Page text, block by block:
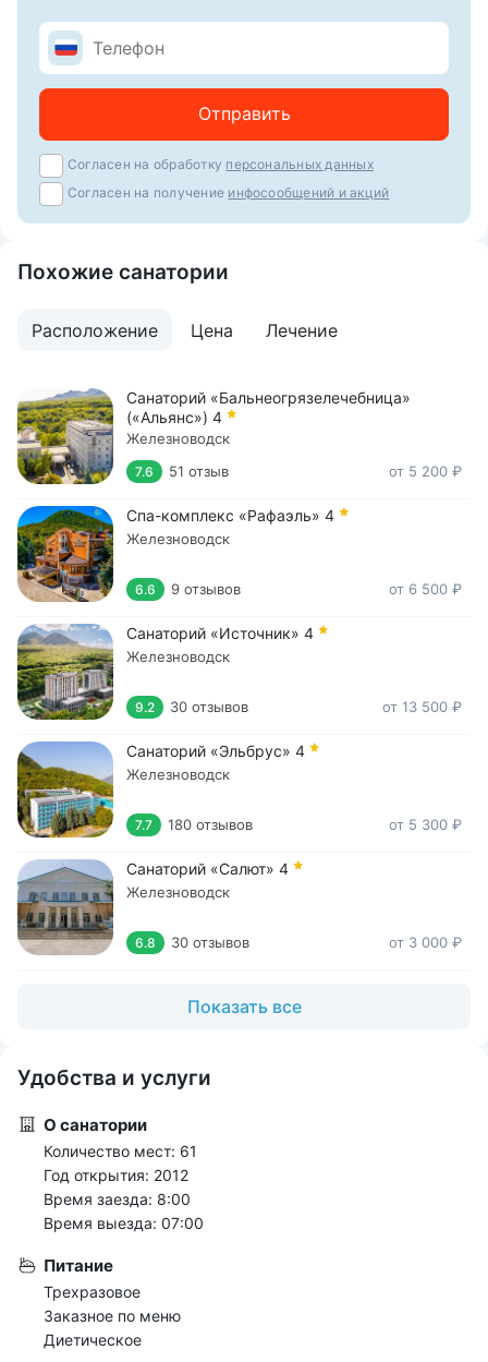
Отправить
Согласен на обработку персональных данных
Согласен на получение инфосообщений и акций
Похожие санатории
Расположение Цена Лечение
Санаторий «Бальнеогрязелечебница»
(«Альянс») 4
Железноводск
7.6 51 отзыв от 5 200 ₽
Спа-комплекс «Рафаэль» 4
Железноводск
6.6 9 отзывов от 6 500 ₽
Санаторий «Источник» 4
Железноводск
9.2 30 отзывов от 13 500 ₽
Санаторий «Эльбрус» 4
Железноводск
7.7 180 отзывов от 5 300 ₽
Санаторий «Салют» 4
Железноводск
6.8 30 отзывов от 3 000 ₽
Показать все
Удобства и услуги
О санатории
Количество мест: 61
Год открытия: 2012
Время заезда: 8:00
Время выезда: 07:00
Питание
Трехразовое
Заказное по меню
Диетическое